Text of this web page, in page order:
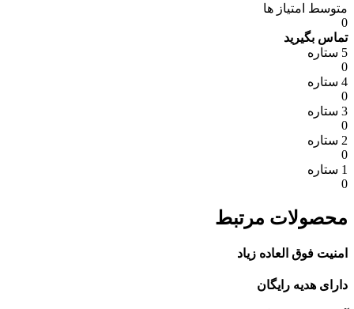
متوسط امتیاز ها
0
تماس بگیرید
5 ستاره
0
4 ستاره
0
3 ستاره
0
2 ستاره
0
1 ستاره
0
محصولات مرتبط
امنیت فوق العاده زیاد
دارای هدیه رایگان